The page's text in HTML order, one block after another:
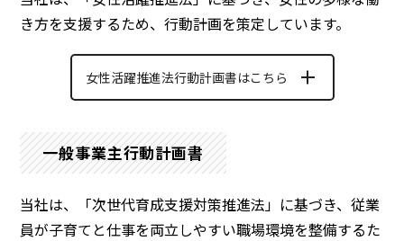
き方を支援するため、行動計画を策定しています。
女性活躍推進法行動計画書はこちら
一般事業主行動計画書
当社は、「次世代育成支援対策推進法」に基づき、従業
員が子育てと仕事を両立しやすい職場環境を整備するた